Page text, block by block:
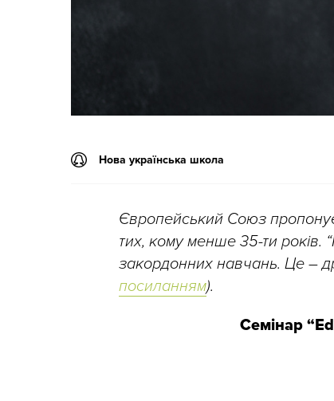
Нова українська школа
Європейський Союз
тих, кому менше 35-ти років.
закордонних навчань. Це –
посиланням).
Семінар